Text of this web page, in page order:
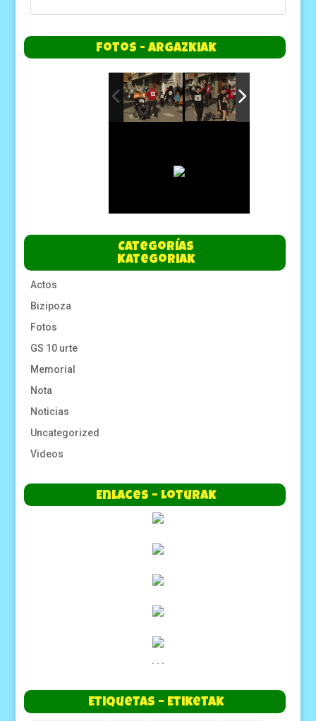
Fotos - Argazkiak
Categorías
Kategoriak
Actos
Bizipoza
Fotos
GS 10 urte
Memorial
Nota
Noticias
Uncategorized
Videos
Enlaces – Loturak
. . .
Etiquetas – Etiketak